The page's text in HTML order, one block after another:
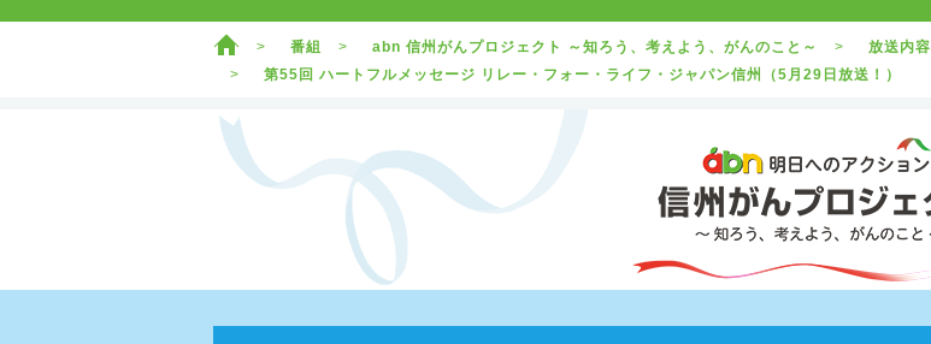
ホーム 番組 abn 信州がんプロジェクト ～知ろう、考えよう、がんのこと～
放送内容
第55回 ハートフルメッセージ リレー・フォー・ライフ・ジャパン信州（5月29日放送！）